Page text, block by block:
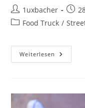
1uxbacher
Food Truck /
Weiterlesen